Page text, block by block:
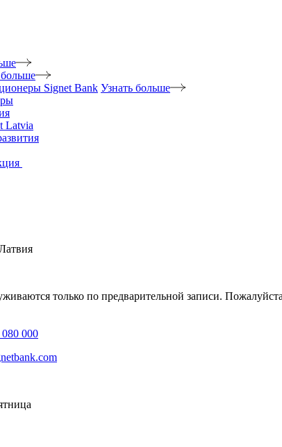
Signet Bank Узнать больше
Latvia
только по предварительной записи.
000